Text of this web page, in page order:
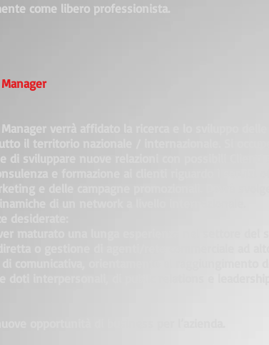
come libero professionista.
verrà affidato la ricerca e lo sviluppo
il territorio nazionale / internazionale. Si
di sviluppare nuove relazioni con possibili Clienti
e formazione ai clienti riguardo i servizi
e delle campagne promozionali. Dovrà
di un network a livello internazionale.
desiderate:
maturato una lunga esperienza nel settore del
o gestione di agenti/rete commerciale ad
comunicativa, orientamento al raggiungimento
doti interpersonali, di public relations e leadership.
opportunità di business per l’azienda.